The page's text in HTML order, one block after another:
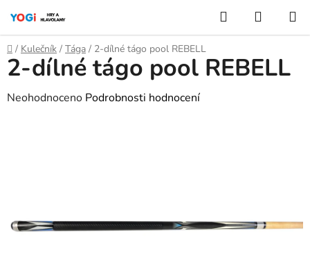
obsah
Hledat
KOŠÍK
Domů
/ Kulečník / Tága / 2-dílné tágo pool REBELL
2-dílné tágo pool REBELL
Průměrné
hvězdiček.
Neohodnoceno Podrobnosti hodnocení